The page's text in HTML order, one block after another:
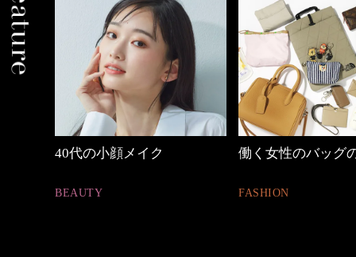
働く女性のバッグの中身
FASHION
【ワーママのきれ